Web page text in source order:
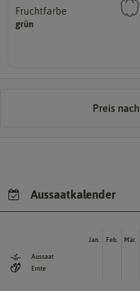
Fruchtfarbe
grün
sie nach dem Reifungsprozess
hat.
Preis nach
Aussaatkalender
Aussaat
Ernte
Jan. Feb. Mär.